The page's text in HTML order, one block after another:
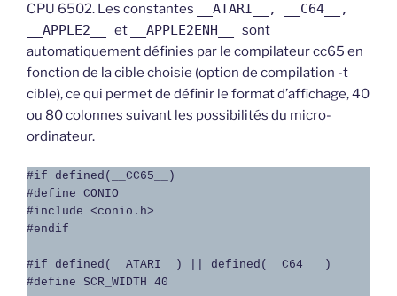
CPU 6502. Les constantes
__ATARI__, __C64__,
__APPLE2__ et __APPLE2ENH__ sont
automatiquement définies par le compilateur cc65 en
fonction de la cible choisie (option de compilation -t
cible), ce qui permet de définir le format d’affichage, 40
ou 80 colonnes suivant les possibilités du micro-
ordinateur.
#if defined(__CC65__)
#define CONIO
#include <conio.h>
#endif
#if defined(__ATARI__) || defined(__C64__ )
#define SCR_WIDTH 40